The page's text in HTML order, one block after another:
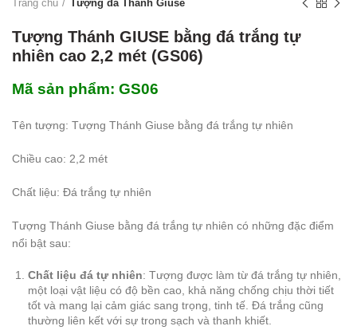
Trang chủ Tượng đá Thánh Giuse
Tượng Thánh GIUSE bằng đá trắng tự
nhiên cao 2,2 mét (GS06)
Mã sản phẩm: GS06
Tên tượng: Tượng Thánh Giuse bằng đá trắng tự nhiên
Chiều cao: 2,2 mét
Chất liệu: Đá trắng tự nhiên
Tượng Thánh Giuse bằng đá trắng tự nhiên có những đặc điểm
nổi bật sau:
Chất liệu đá tự nhiên: Tượng được làm từ đá trắng tự nhiên,
một loại vật liệu có độ bền cao, khả năng chống chịu thời tiết
tốt và mang lại cảm giác sang trọng, tinh tế. Đá trắng cũng
thường liên kết với sự trong sạch và thanh khiết.